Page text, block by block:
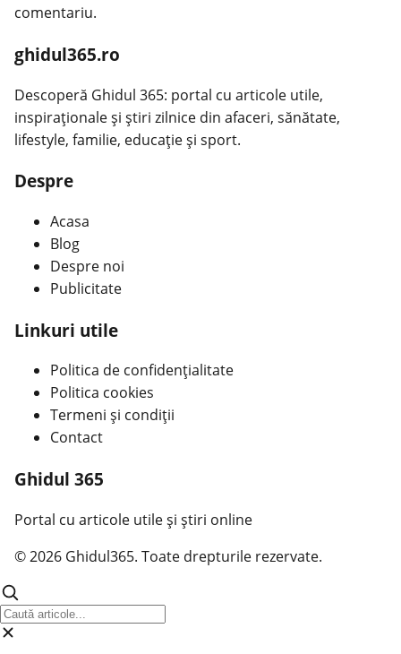
comentariu.
ghidul365.ro
Descoperă Ghidul 365: portal cu articole utile,
inspiraționale și știri zilnice din afaceri, sănătate,
lifestyle, familie, educație și sport.
Despre
Acasa
Blog
Despre noi
Publicitate
Linkuri utile
Politica de confidențialitate
Politica cookies
Termeni și condiții
Contact
Ghidul 365
Portal cu articole utile și știri online
© 2026 Ghidul365. Toate drepturile rezervate.